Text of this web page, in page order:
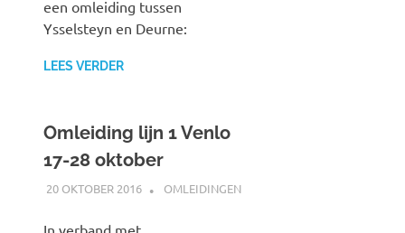
een omleiding tussen
Ysselsteyn en Deurne:
LEES VERDER
Omleiding lijn 1 Venlo
17-28 oktober
20 OKTOBER 2016 JOHAN
OMLEIDINGEN
In verband met